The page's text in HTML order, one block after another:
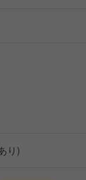
り)